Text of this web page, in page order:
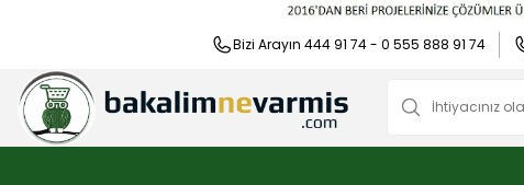
Bizi Arayın 444 91 74 - 0 555 888 91 74